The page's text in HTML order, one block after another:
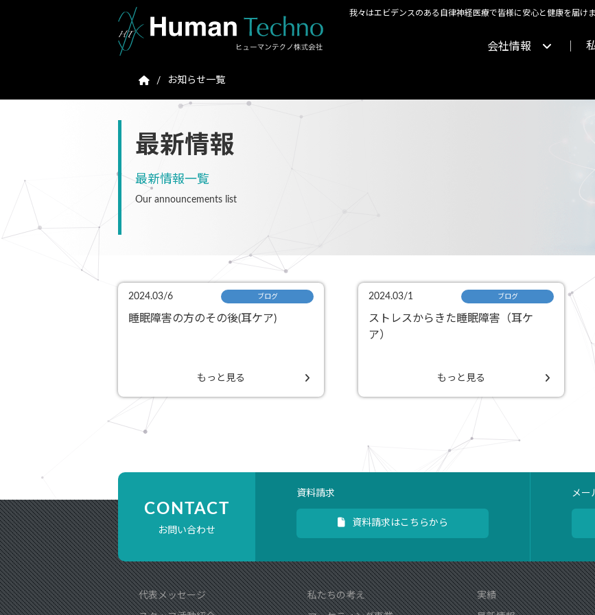
我々はエビデンスのある自律神経医療で皆様に安心と健康を届けま
会社情報
お知らせ一覧
最新情報
最新情報一覧
Our announcements list
2024.03/6 ブログ
睡眠障害の方のその後(耳ケア)
もっと見る
2024.03/1 ブログ
ストレスからきた睡眠障害（耳ケ
ア）
もっと見る
CONTACT
お問い合わせ
資料請求
資料請求はこちらから
メー
代表メッセージ 私たちの考え 実績